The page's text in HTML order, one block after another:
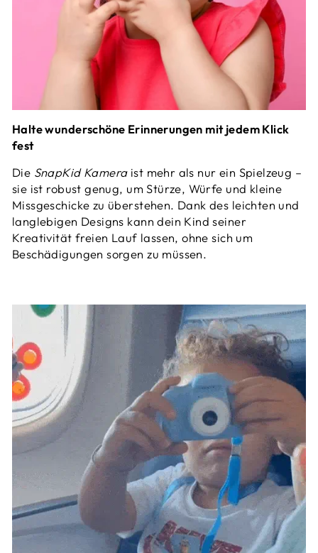
Halte wunderschöne Erinnerungen mit jedem Klick
fest
Die SnapKid Kameraist mehr als nur ein Spielzeug –
sie ist robust genug, um Stürze, Würfe und kleine
Missgeschicke zu überstehen. Dank des leichten und
langlebigen Designs kann dein Kind seiner
Kreativität freien Lauf lassen, ohne sich um
Beschädigungen sorgen zu müssen.